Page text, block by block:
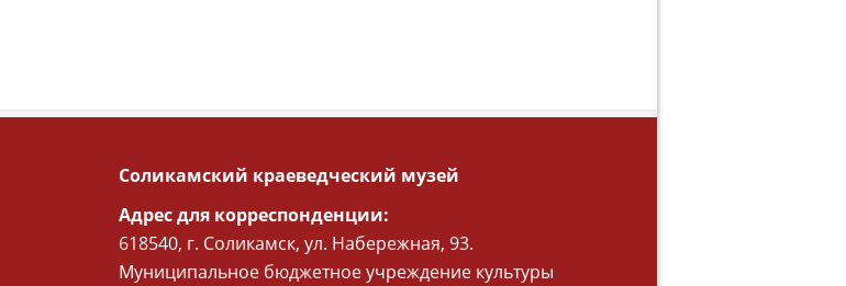
Соликамский краеведческий музей
Адрес для корреспонденции:
618540, г. Соликамск, ул. Набережная, 93.
Муниципальное бюджетное учреждение культуры